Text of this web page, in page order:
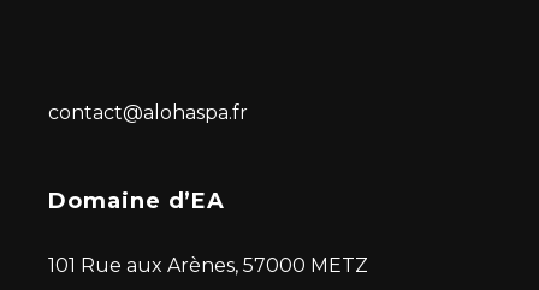
contact@alohaspa.fr
Domaine d’EA
101 Rue aux Arènes, 57000 METZ